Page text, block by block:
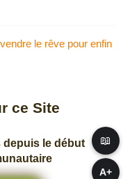
A+
📖
le rêve pour enfin
ce Site
depuis le début